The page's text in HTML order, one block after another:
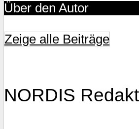
Über den Autor
Zeige alle Beiträge
NORDIS